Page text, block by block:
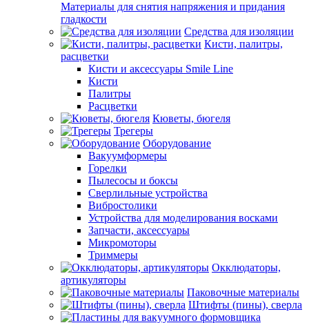
Материалы для снятия напряжения и придания
гладкости
Средства для изоляции
Кисти, палитры,
расцветки
Кисти и аксессуары Smile Line
Кисти
Палитры
Расцветки
Кюветы, бюгеля
Трегеры
Оборудование
Вакуумформеры
Горелки
Пылесосы и боксы
Сверлильные устройства
Вибростолики
Устройства для моделирования восками
Запчасти, аксессуары
Микромоторы
Триммеры
Окклюдаторы,
артикуляторы
Паковочные материалы
Штифты (пины), сверла